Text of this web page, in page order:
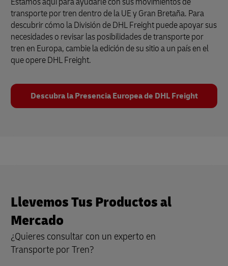
transporte por tren dentro de la UE y Gran Bretaña. Para
descubrir cómo la División de DHL Freight puede apoyar sus
necesidades o revisar las posibilidades de transporte por
tren en Europa, cambie la edición de su sitio a un país en el
que opere DHL Freight.
Descubra la Presencia Europea de DHL Freight
Llevemos Tus Productos al
Mercado
¿Quieres consultar con un experto en
Transporte por Tren?